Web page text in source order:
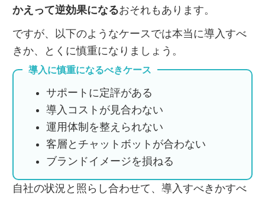
かえって逆効果になるおそれもあります。
ですが、以下のようなケースでは本当に導入すべ
きか、とくに慎重になりましょう。
導入に慎重になるべきケース
サポートに定評がある
導入コストが見合わない
運用体制を整えられない
客層とチャットボットが合わない
ブランドイメージを損ねる
自社の状況と照らし合わせて、導入すべきかすべ